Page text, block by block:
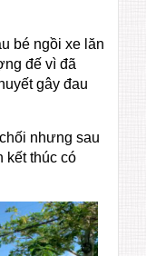
bé ngồi xe lăn
đế vì đã
gây đau
nhưng sau
kết thúc có